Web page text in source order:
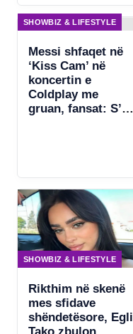
SHOWBIZ & LIFESTYLE
Messi shfaqet në
‘Kiss Cam’ në
koncertin e
Coldplay me
gruan, fansat: S’ka
SHOWBIZ & LIFESTYLE
Rikthim në skenë
mes sfidave
shëndetësore, Egli